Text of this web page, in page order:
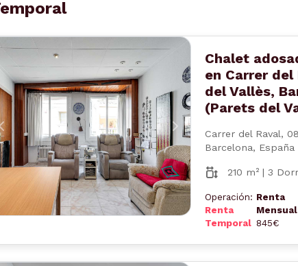
Anterior Siguiente
Chalet
en Carrer del
del Vallès,
(Parets del
Carrer del Raval,
Barcelona, España
210 m² | 3
Operación:
Renta
Temporal
Renta
845€